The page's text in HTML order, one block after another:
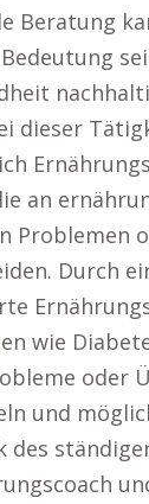
Beratung
dieser
an
Problemen
Durch
wie
oder
und
des